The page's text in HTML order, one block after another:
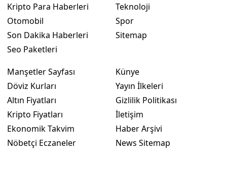
Kripto Para Haberleri
Otomobil
Son Dakika Haberleri
Seo Paketleri
Teknoloji
Spor
Sitemap
Manşetler Sayfası
Döviz Kurları
Altın Fiyatları
Kripto Fiyatları
Ekonomik Takvim
Nöbetçi Eczaneler
Künye
Yayın İlkeleri
Gizlilik Politikası
İletişim
Haber Arşivi
News Sitemap